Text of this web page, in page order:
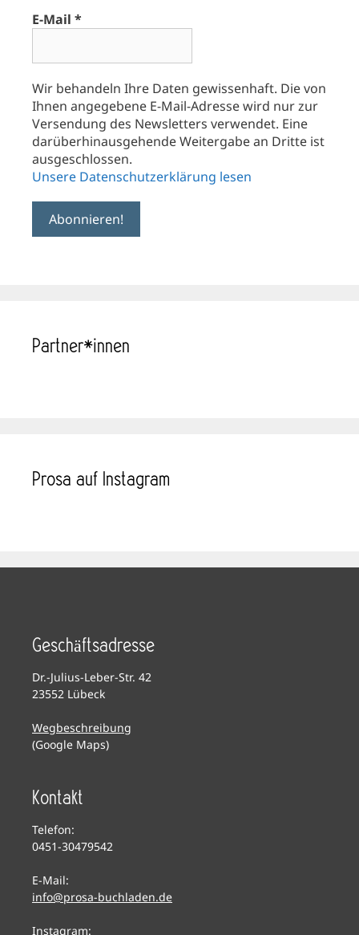
E-Mail *
Wir behandeln Ihre Daten gewissenhaft. Die von
Ihnen angegebene E-Mail-Adresse wird nur zur
Versendung des Newsletters verwendet. Eine
darüberhinausgehende Weitergabe an Dritte ist
ausgeschlossen.
Unsere Datenschutzerklärung lesen
Partner*innen
Prosa auf Instagram
Geschäftsadresse
Dr.-Julius-Leber-Str. 42
23552 Lübeck
Wegbeschreibung
(Google Maps)
Kontakt
Telefon:
0451-30479542
E-Mail:
info@prosa-buchladen.de
Instagram: